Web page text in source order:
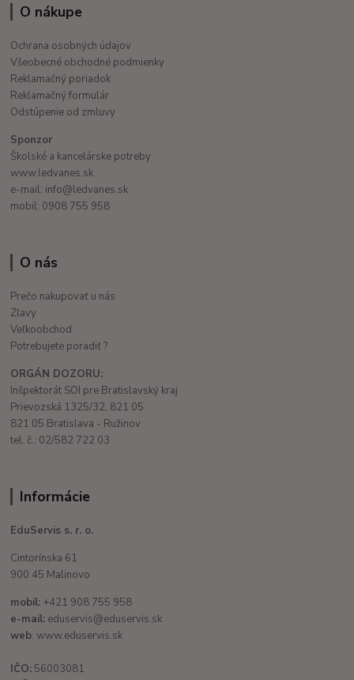
O nákupe
Ochrana osobných údajov
Všeobecné obchodné podmienky
Reklamačný poriadok
Reklamačný formulár
Odstúpenie od zmluvy
Sponzor
Školské a kancelárske potreby
www.ledvanes.sk
e-mail: info@ledvanes.sk
mobil: 0908 755 958
O nás
Prečo nakupovať u nás
Zľavy
Veľkoobchod
Potrebujete poradiť ?
ORGÁN DOZORU:
Inšpektorát SOI pre Bratislavský kraj
Prievozská 1325/32, 821 05
821 05 Bratislava - Ružinov
tel. č.: 02/582 722 03
Informácie
EduServis s. r. o.
Cintorínska 61
900 45 Malinovo
mobil: +421 908 755 958
e-mail: eduservis@eduservis.sk
web: www.eduservis.sk
IČO: 56003081